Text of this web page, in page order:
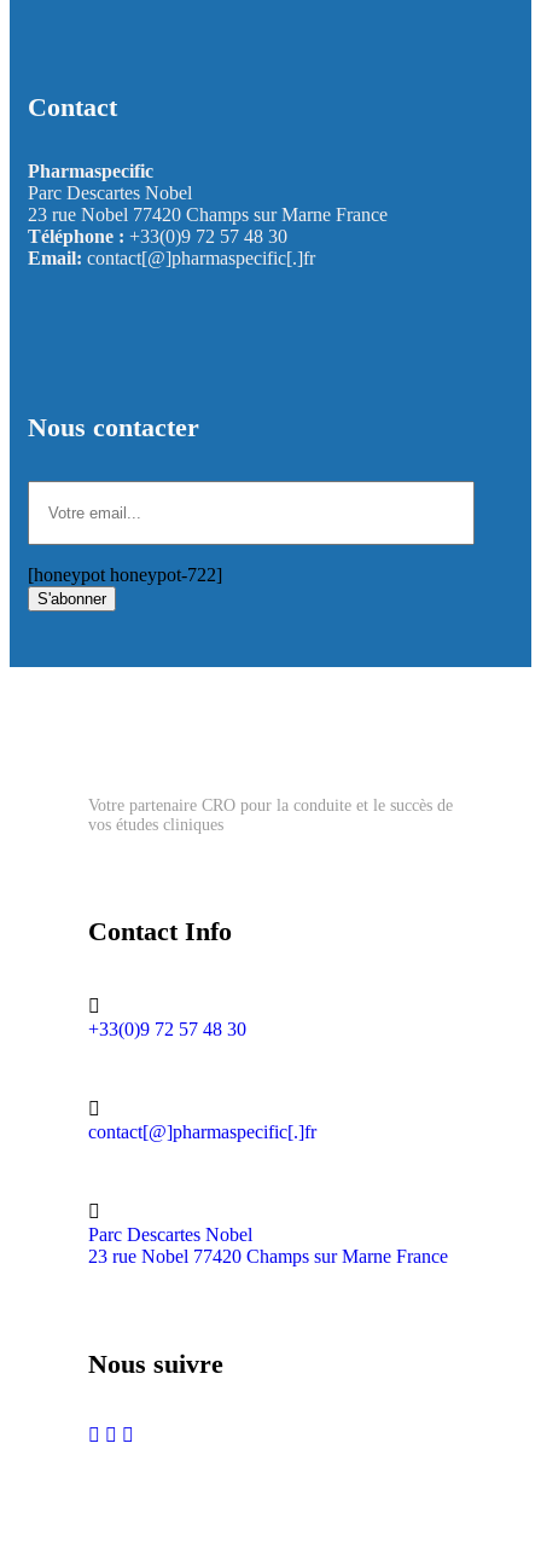
Contact
Pharmaspecific
Parc Descartes Nobel
23 rue Nobel 77420 Champs sur Marne France
Téléphone : +33(0)9 72 57 48 30
Email: contact[@]pharmaspecific[.]fr
Nous contacter
[honeypot honeypot-722]
S'abonner
Votre partenaire CRO pour la conduite et le succès de
vos études cliniques
Contact Info
+33(0)9 72 57 48 30
contact[@]pharmaspecific[.]fr
Parc Descartes Nobel
23 rue Nobel 77420 Champs sur Marne France
Nous suivre